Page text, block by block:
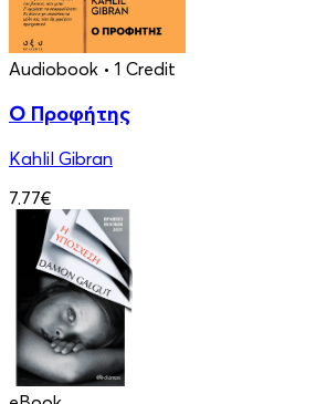
Audiobook • 1 Credit
Ο Προφήτης
Kahlil Gibran
7.77€